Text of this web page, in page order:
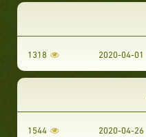
1318
2020-04-26
1544